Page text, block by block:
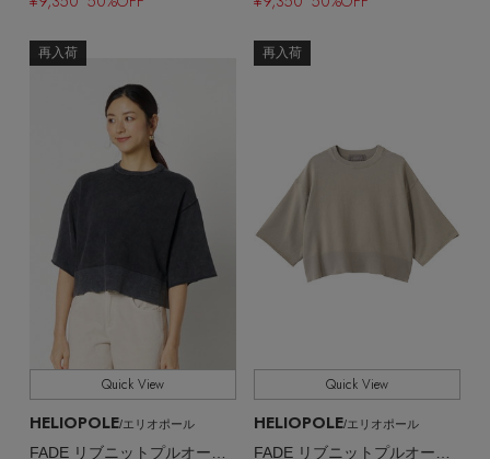
チャーム・ストラップ
その他(傘・ハンカチ・時計など)
EDITOR'S CLOSET
メルマガ PICKUP
PERSONAL COLOR
エディター厳選ギフト
再入荷
Quick View
HELIOPOLE/エリオポール
再入荷
Quick View
HELIOPOLE/エリオポール